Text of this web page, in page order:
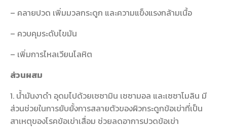
– คลายปวด เพิ่มมวลกระดูก และความแข็งแรงกล้ามเนื้อ
– ควบคุมระดับไขมัน
– เพิ่มการไหลเวียนโลหิต
ส่วนผสม
1. น้ำมันงาดำ อุดมไปด้วยเซซามิน เซซามอล และเซซาโมลิน มี
ส่วนช่วยในการยับยั้งการสลายตัวของผิวกระดูกข้อเข่าที่เป็น
สาเหตุของโรคข้อเข่าเสื่อม ช่วยลดอาการปวดข้อเข่า